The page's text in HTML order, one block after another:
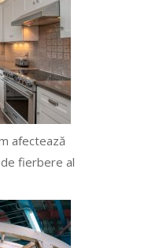
afectează
fierbere al